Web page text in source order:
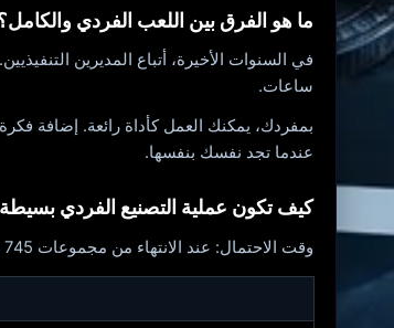
ما هو الفرق بين اللعب الفردي
في السنوات الأخيرة، أتباع المديرين
ساعات.
عندما تجد نفسك بنفسها.
كيف تكون عملية التصنيع الفردي بسيطة
وقت الاحتمال: عند الانتهاء من مجموعات 745 EH/s وكتلة تستغرق 10 دقائق من الوقت المتبقي لوحدة الإمداد منفردًا: